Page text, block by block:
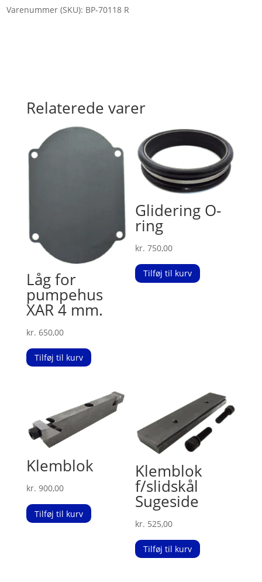
Varenummer (SKU): BP-70118 R
Relaterede varer
Låg for
pumpehus
XAR 4 mm.
kr. 650,00
Tilføj til kurv
Glidering O-
ring
kr. 750,00
Tilføj til kurv
Klemblok
kr. 900,00
Tilføj til kurv
Klemblok
f/slidskål
Sugeside
kr. 525,00
Tilføj til kurv